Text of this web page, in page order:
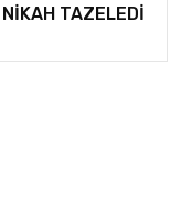
TAZELEDİ